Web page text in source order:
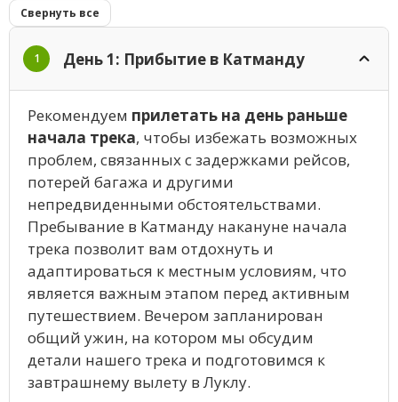
Свернуть все
1 День 1: Прибытие в Катманду
Рекомендуем прилетать на день раньше
начала трека, чтобы избежать возможных
проблем, связанных с задержками рейсов,
потерей багажа и другими
непредвиденными обстоятельствами.
Пребывание в Катманду накануне начала
трека позволит вам отдохнуть и
адаптироваться к местным условиям, что
является важным этапом перед активным
путешествием. Вечером запланирован
общий ужин, на котором мы обсудим
детали нашего трека и подготовимся к
завтрашнему вылету в Луклу.